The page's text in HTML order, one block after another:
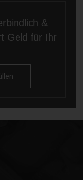
&
Geld für Ihr